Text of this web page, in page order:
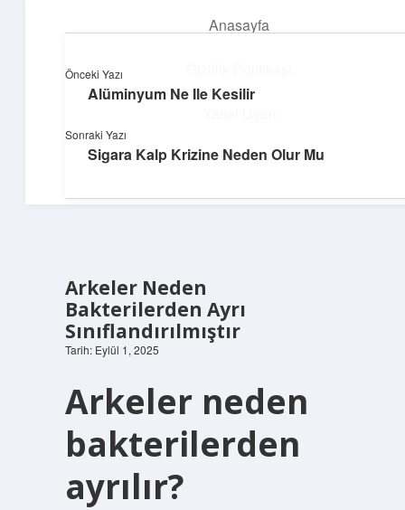
Anasayfa
Hakkımızda
Huzurlu Yaşam Tüyoları
Hayatına ferahlık katan öneriler!
Arkeler Neden
Bakterilerden Ayrı
Sınıflandırılmıştır
Tarih: Eylül 1, 2025
Arkeler neden
bakterilerden
ayrılır?
Önceki Yazı
Alüminyum Ne Ile Kesilir
Sonraki Yazı
Sigara Kalp Krizine Neden Olur Mu